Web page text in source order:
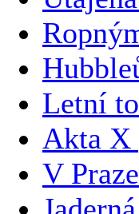
Letní
Akta X
V